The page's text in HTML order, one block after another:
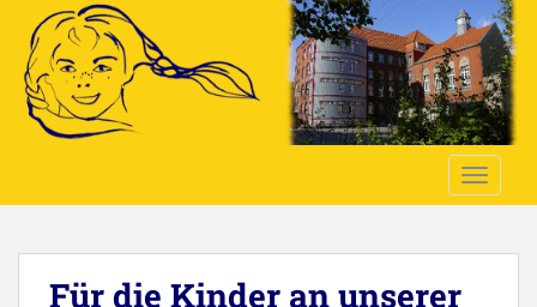
a
Für die Kinder an unserer